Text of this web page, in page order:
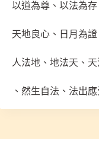
以道為尊、以法為存
天地良心、日月為證
人法地、地法天、
、然生自法、法出